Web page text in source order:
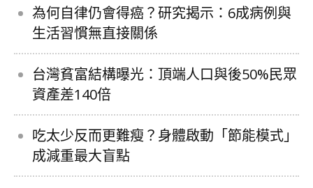
為何自律仍會得癌？研究揭示：6成病例與
生活習慣無直接關係
台灣貧富結構曝光：頂端人口與後50%民眾
資產差140倍
吃太少反而更難瘦？身體啟動「節能模式」
成減重最大盲點